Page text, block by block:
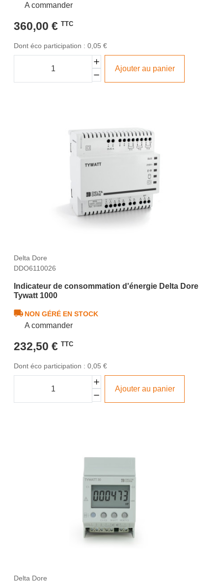
A commander
360,00 € TTC
Dont éco participation : 0,05 €
Ajouter au panier
Delta Dore
DDO6110026
Indicateur de consommation d'énergie Delta Dore
Tywatt 1000
NON GÉRÉ EN STOCK
A commander
232,50 € TTC
Dont éco participation : 0,05 €
Ajouter au panier
Delta Dore